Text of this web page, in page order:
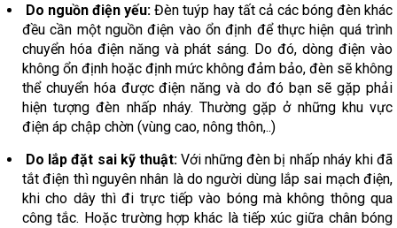
Do nguồn điện yếu: Đèn tuýp hay tất cả các bóng đèn khác
đều cần một nguồn điện vào ổn định để thực hiện quá trình
chuyển hóa điện năng và phát sáng. Do đó, dòng điện vào
không ổn định hoặc định mức không đảm bảo, đèn sẽ không
thể chuyển hóa được điện năng và do đó bạn sẽ gặp phải
hiện tượng đèn nhấp nháy. Thường gặp ở những khu vực
điện áp chập chờn (vùng cao, nông thôn,..)
Do lắp đặt sai kỹ thuật:Với những đèn bị nhấp nháy khi đã
tắt điện thì nguyên nhân là do người dùng lắp sai mạch điện,
khi cho dây thì đi trực tiếp vào bóng mà không thông qua
công tắc. Hoặc trường hợp khác là tiếp xúc giữa chân bóng